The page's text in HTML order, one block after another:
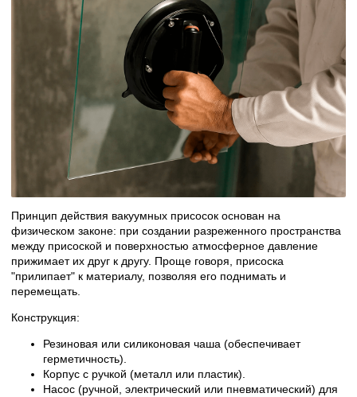
Принцип действия вакуумных присосок основан на
физическом законе: при создании разреженного пространства
между присоской и поверхностью атмосферное давление
прижимает их друг к другу. Проще говоря, присоска
"прилипает" к материалу, позволяя его поднимать и
перемещать.
Конструкция:
Резиновая или силиконовая чаша (обеспечивает
герметичность).
Корпус с ручкой (металл или пластик).
Насос (ручной, электрический или пневматический) для